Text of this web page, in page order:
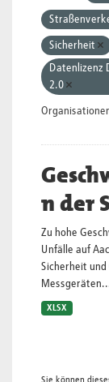
Sicherheit
Datenlizenz
2.0
n der
Zu hohe
Unfälle auf
Sicherheit
XLSX